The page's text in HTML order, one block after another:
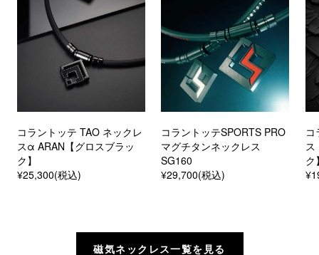
コラントッテ TAO ネックレ
スα ARAN【グロスブラッ
ク】
¥25,300(税込)
コラントッテSPORTS PRO
マグチタンネックレス
SG160
¥29,700(税込)
ク
磁気ネックレス一覧を見る